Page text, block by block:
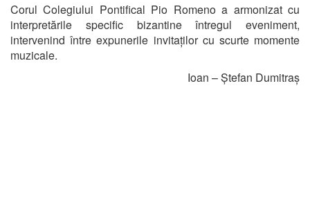
Corul Colegiului Pontifical Pio Romeno a armonizat cu
interpretările specific bizantine întregul eveniment,
intervenind între expunerile invitaților cu scurte momente
muzicale.
Ioan – Ștefan Dumitraș